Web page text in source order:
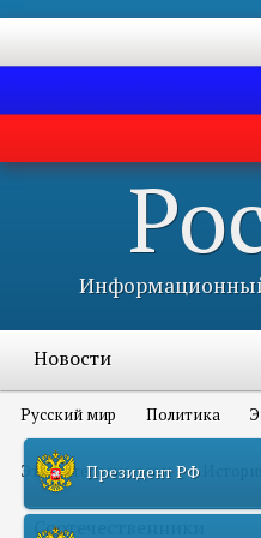
Информационный
Новости
Русский мир Политика
Это интересно всем
Соотечественники
Президент РФ